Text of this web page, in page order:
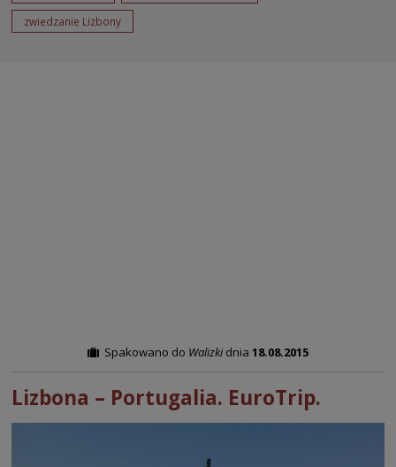
zwiedzanie Lizbony
Spakowano do Walizkidnia 18.08.2015
Lizbona – Portugalia. EuroTrip.